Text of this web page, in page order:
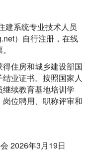
建系统专业技术人员
）自行注册，在线
票。
得住房和城乡建设部国
业证书。按照国家人
续教育基地培训学
位聘用、职称评审和
会 2026年3月19日